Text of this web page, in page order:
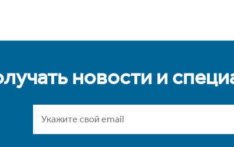
новости и